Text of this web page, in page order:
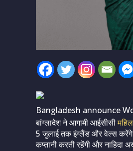
Bangladesh announce
बांग्लादेश ने आगामी आईसीसी
5 जुलाई तक इंग्लैंड और वेल्स करेंगे।
कप्तानी करती रहेंगी और नाहिदा